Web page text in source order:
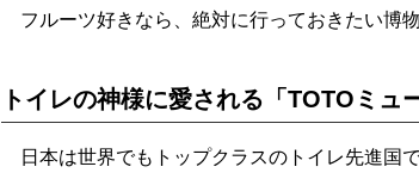
フルーツ好きなら、絶対に行っておきたい博物
トイレの神様に愛される「TOTOミュ
日本は世界でもトップクラスのトイレ先進国